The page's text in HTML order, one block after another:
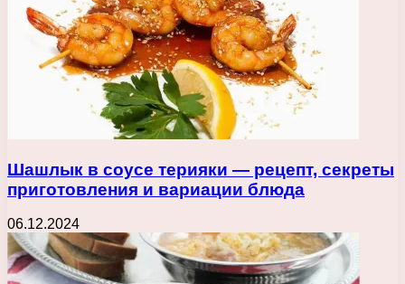
Шашлык в соусе терияки — рецепт, секреты
приготовления и вариации блюда
06.12.2024